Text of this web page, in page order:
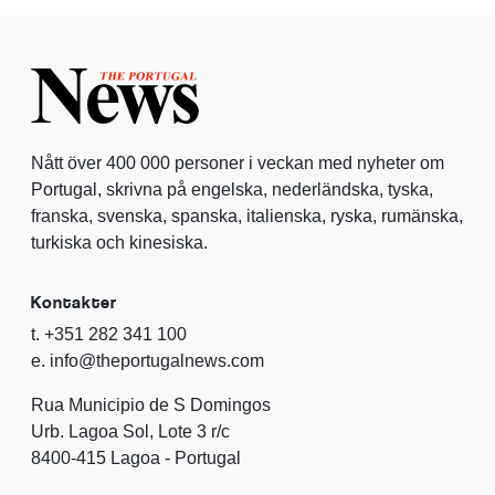
Nått över 400 000 personer i veckan med nyheter om
Portugal, skrivna på engelska, nederländska, tyska,
franska, svenska, spanska, italienska, ryska, rumänska,
turkiska och kinesiska.
Kontakter
t. +351 282 341 100
e. info@theportugalnews.com
Rua Municipio de S Domingos
Urb. Lagoa Sol, Lote 3 r/c
8400-415 Lagoa - Portugal